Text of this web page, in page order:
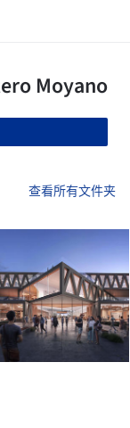
查看所有文件夹